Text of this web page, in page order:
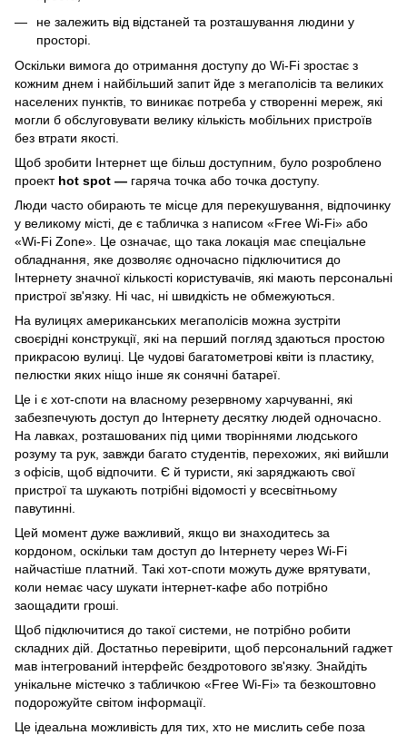
не залежить від відстаней та розташування людини у
просторі.
Оскільки вимога до отримання доступу до Wi-Fi зростає з
кожним днем і найбільший запит йде з мегаполісів та великих
населених пунктів, то виникає потреба у створенні мереж, які
могли б обслуговувати велику кількість мобільних пристроїв
без втрати якості.
Щоб зробити Інтернет ще більш доступним, було розроблено
проект hot spot — гаряча точка або точка доступу.
Люди часто обирають те місце для перекушування, відпочинку
у великому місті, де є табличка з написом «Free Wi-Fi» або
«Wi-Fi Zone». Це означає, що така локація має спеціальне
обладнання, яке дозволяє одночасно підключитися до
Інтернету значної кількості користувачів, які мають персональні
пристрої зв'язку. Ні час, ні швидкість не обмежуються.
На вулицях американських мегаполісів можна зустріти
своєрідні конструкції, які на перший погляд здаються простою
прикрасою вулиці. Це чудові багатометрові квіти із пластику,
пелюстки яких ніщо інше як сонячні батареї.
Це і є хот-споти на власному резервному харчуванні, які
забезпечують доступ до Інтернету десятку людей одночасно.
На лавках, розташованих під цими творіннями людського
розуму та рук, завжди багато студентів, перехожих, які вийшли
з офісів, щоб відпочити. Є й туристи, які заряджають свої
пристрої та шукають потрібні відомості у всесвітньому
павутинні.
Цей момент дуже важливий, якщо ви знаходитесь за
кордоном, оскільки там доступ до Інтернету через Wi-Fi
найчастіше платний. Такі хот-споти можуть дуже врятувати,
коли немає часу шукати інтернет-кафе або потрібно
заощадити гроші.
Щоб підключитися до такої системи, не потрібно робити
складних дій. Достатньо перевірити, щоб персональний гаджет
мав інтегрований інтерфейс бездротового зв'язку. Знайдіть
унікальне містечко з табличкою «Free Wi-Fi» та безкоштовно
подорожуйте світом інформації.
Це ідеальна можливість для тих, хто не мислить себе поза